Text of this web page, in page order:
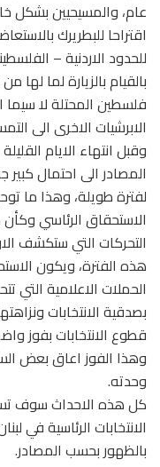
عام، والمسيحيين بشكل
اقتراحا للبطريرك
للحدود الاردنية –
بالقيام بالزيارة لما
فلسطين المحتلة لا سيما
الابرشيات الاخرى الى
وقبل انتهاء الايام
المصادر الى احتمال
لفترة طويلة، وهذا ما
الاستحقاق الرئاسي
التحركات التي ستكشف
هذه الفترة، ويكون
الحملات الاعلامية التي
بصدقية الانتخابات
قطوع الانتخابات بفوز
وهذا الفوز اعاق بعض
وحدته.
كل هذه الاحداث سوف
الانتخابات الرئاسية في
بالظهور بحسب المصادر.